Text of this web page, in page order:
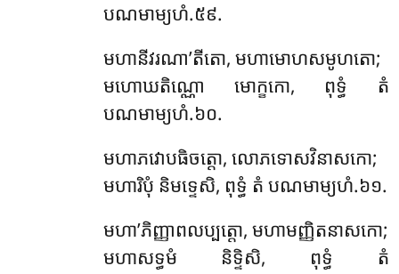
បណមាម្យហំ.៥៩.
មហានីវរណា’តីតោ, មហាមោហសមូហតោ;
មហោឃតិណ្ណោ មោក្ខកោ, ពុទ្ធំ តំ
បណមាម្យហំ.៦០.
មហាភវោបធិចត្តោ, លោភទោសវិនាសកោ;
មហារិបុំ និមទ្ទេសិ, ពុទ្ធំ តំ បណមាម្យហំ.៦១.
មហា’ភិញ្ញាពលប្បត្តោ, មហាមញ្ញិតនាសកោ;
មហាសទ្ធមំ និទ្ទិសិ, ពុទ្ធំ តំ